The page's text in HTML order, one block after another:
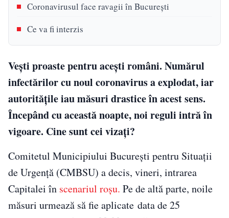
Coronavirusul face ravagii în București
Ce va fi interzis
Vești proaste pentru acești români. Numărul
infectărilor cu noul coronavirus a explodat, iar
autoritățile iau măsuri drastice în acest sens.
Începând cu această noapte, noi reguli intră în
vigoare. Cine sunt cei vizați?
Comitetul Municipiului Bucureşti pentru Situaţii
de Urgenţă (CMBSU) a decis, vineri, intrarea
Capitalei în scenariul roşu. Pe de altă parte, noile
măsuri urmează să fie aplicate data de 25